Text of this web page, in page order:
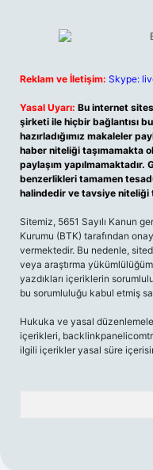
Reklam ve İletişim: Skype:
Yasal Uyarı: Bu internet
şirketi ile hiçbir bağlantısı
hazırladığımız makaleler
haber niteliği taşımamakta
paylaşım
benzerlikleri tamamen
halindedir ve tavsiye niteliği
Sitemiz, 5651 Sayılı Kanun
Kurumu (BTK) tarafından
vermektedir. Bu nedenle,
veya araştırma
yazdıkları içeriklerin
bu sorumluluğu kabul etmiş
Hukuka ve yasal
içerikleri,
ilgili içerikler yasal süre